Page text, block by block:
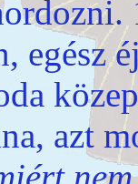
egész
azt